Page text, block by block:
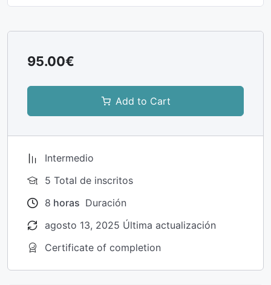
95.00€
Add to Cart
Intermedio
5 TotaI de inscritos
8 horas Duración
agosto 13, 2025 Última actualización
Certificate of completion